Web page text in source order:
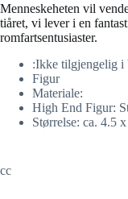
Menneskeheten vil
tiåret, vi lever i en
romfartsentusiaster.
:Ikke tilgjengelig i
Figur
Materiale:
High End Figur:
Størrelse: ca. 4.5
cc